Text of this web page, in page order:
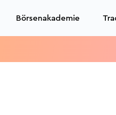
Börsenakademie